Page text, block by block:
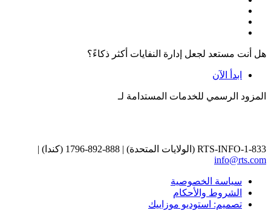
هل أنت مستعد لجعل إدارة النفايات أكثر ذكاءً؟
ابدأ الآن
المزود الرسمي للخدمات المستدامة لـ
1-833-RTS-INFO (الولايات المتحدة) | 888-892-1796 (كندا) |
info@rts.com
سياسة الخصوصية
الشروط والأحكام
تصميم: استوديو موزاييك